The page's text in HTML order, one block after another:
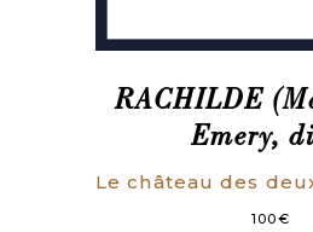
RACHILDE
Emery,
100€